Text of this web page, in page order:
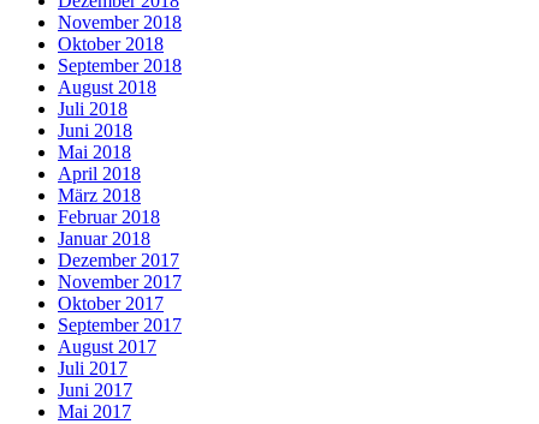
November 2018
Oktober 2018
September 2018
August 2018
Juli 2018
Juni 2018
Mai 2018
April 2018
März 2018
Februar 2018
Januar 2018
Dezember 2017
November 2017
Oktober 2017
September 2017
August 2017
Juli 2017
Juni 2017
Mai 2017